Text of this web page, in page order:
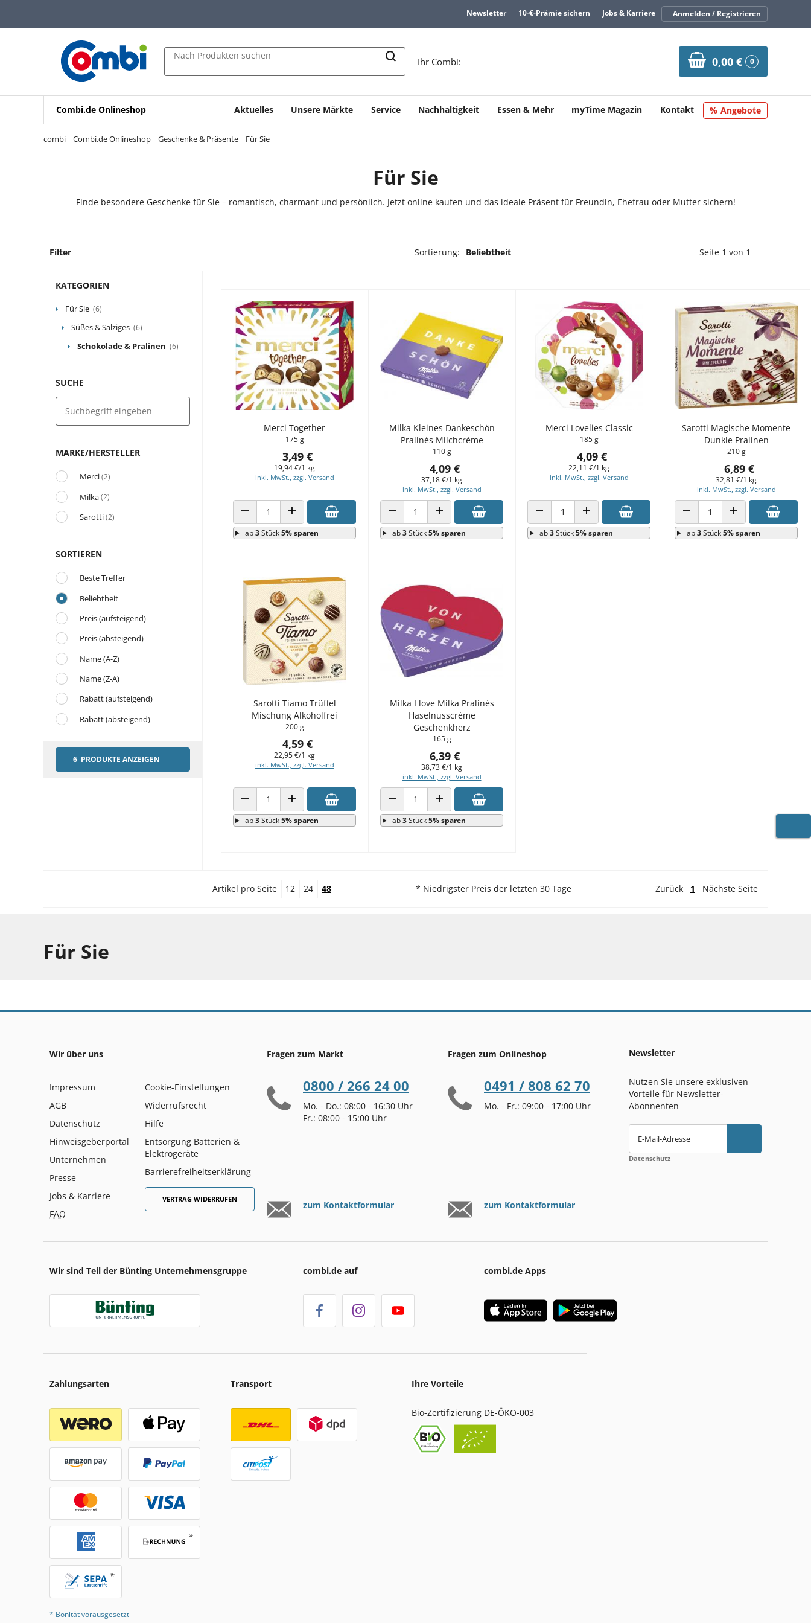
Zur Navigation springen
Zur Suche springen
Newsletter 10-€-Prämie sichern Jobs & Karriere Anmelden / Registrieren
Nach Produkten suchen
Ihr Combi: 0,00 € 0
Combi.de Onlineshop Aktuelles Unsere Märkte Service Nachhaltigkeit Essen & Mehr myTime Magazin Kontakt Angebote
combi Combi.de Onlineshop Geschenke & Präsente Für Sie
Für Sie
Finde besondere Geschenke für Sie – romantisch, charmant und persönlich. Jetzt online kaufen und das ideale Präsent für Freundin, Ehefrau oder Mutter sichern!
Filter Sortierung: Beliebtheit Vorherige Seite
Seite 1 von 1
KATEGORIEN
Für Sie (6)
Süßes & Salziges (6)
Schokolade & Pralinen (6)
SUCHE
MARKE/HERSTELLER
Merci(2)
Milka(2)
Sarotti(2)
SORTIEREN
Beste Treffer
Beliebtheit
Preis (aufsteigend)
Preis (absteigend)
Name (A-Z)
Name (Z-A)
Rabatt (aufsteigend)
Rabatt (absteigend)
6 PRODUKTE ANZEIGEN
Merci Together
175 g
3,49 €
19,94 €/1 kg
inkl. MwSt., zzgl. Versand
ANZAHL VERRINGERNANZAHL ERHÖHEN
ab3Stück5% sparen
Milka Kleines Dankeschön
Pralinés Milchcrème
110 g
4,09 €
37,18 €/1 kg
inkl. MwSt., zzgl. Versand
ANZAHL VERRINGERNANZAHL ERHÖHEN
ab3Stück5% sparen
Merci Lovelies Classic
185 g
4,09 €
22,11 €/1 kg
inkl. MwSt., zzgl. Versand
ANZAHL VERRINGERNANZAHL ERHÖHEN
ab3Stück5% sparen
Sarotti Magische Momente
Dunkle Pralinen
210 g
6,89 €
32,81 €/1 kg
inkl. MwSt., zzgl. Versand
ANZAHL VERRINGERNANZAHL ERHÖHEN
ab3Stück5% sparen
Sarotti Tiamo Trüffel
Mischung Alkoholfrei
200 g
4,59 €
22,95 €/1 kg
inkl. MwSt., zzgl. Versand
ANZAHL VERRINGERNANZAHL ERHÖHEN
ab3Stück5% sparen
Milka I love Milka Pralinés
Haselnusscrème
Geschenkherz
165 g
6,39 €
38,73 €/1 kg
inkl. MwSt., zzgl. Versand
ANZAHL VERRINGERNANZAHL ERHÖHEN
ab3Stück5% sparen
Artikel pro Seite 12 24 48 * Niedrigster Preis der letzten 30 Tage Zurück 1 Nächste Seite
Für Sie
Wir über uns
Impressum
AGB
Datenschutz
Hinweisgeberportal
Unternehmen
Presse
Jobs & Karriere
FAQ
Cookie-Einstellungen
Widerrufsrecht
Hilfe
Entsorgung Batterien &
Elektrogeräte
Barrierefreiheitserklärung
VERTRAG WIDERRUFEN
Fragen zum Markt
0800 / 266 24 00
Mo. - Do.: 08:00 - 16:30 Uhr
Fr.: 08:00 - 15:00 Uhr
zum Kontaktformular
Fragen zum Onlineshop
0491 / 808 62 70
Mo. - Fr.: 09:00 - 17:00 Uhr
zum Kontaktformular
Newsletter
Nutzen Sie unsere exklusiven
Vorteile für Newsletter-
Abonnenten
E-Mail-Adresse
Datenschutz
Wir sind Teil der Bünting Unternehmensgruppe combi.de auf combi.de Apps
Zahlungsarten
* Bonität vorausgesetzt
Transport Ihre Vorteile
Bio-Zertifizierung DE-ÖKO-003